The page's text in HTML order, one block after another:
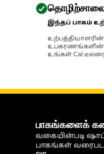
இந்தப் பாகம்
உபகரணங்களின்
உங்கள் Cat டீலரை
பாகங்களைக்
வகையின்படி
பாகங்கள்